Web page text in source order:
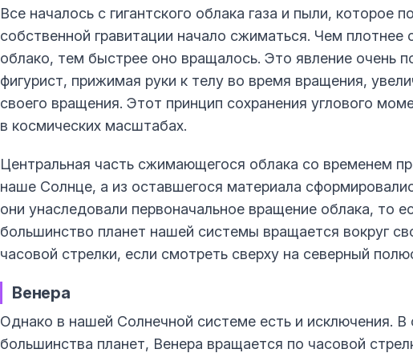
Все началось с гигантского облака газа и пыли, которое
собственной гравитации начало сжиматься. Чем плотнее
облако, тем быстрее оно вращалось. Это явление очень
фигурист, прижимая руки к телу во время вращения,
своего вращения. Этот принцип сохранения углового
в космических масштабах.
Центральная часть сжимающегося облака со временем
наше Солнце, а из оставшегося материала
они унаследовали первоначальное вращение облака, то
большинство планет нашей системы вращается вокруг
часовой стрелки, если смотреть сверху на северный
Венера
Однако в нашей Солнечной системе есть и исключения. В
большинства планет, Венера вращается по часовой